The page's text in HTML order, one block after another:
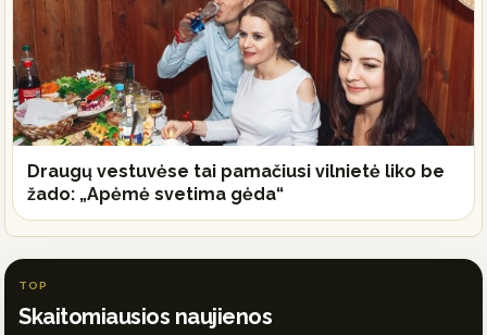
Draugų vestuvėse tai pamačiusi vilnietė liko be
žado: „Apėmė svetima gėda“
TOP
Skaitomiausios naujienos